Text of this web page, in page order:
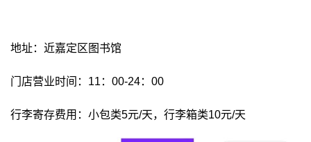
地址：近嘉定区图书馆
门店营业时间：11：00-24：00
行李寄存费用：小包类5元/天，行李箱类10元/天